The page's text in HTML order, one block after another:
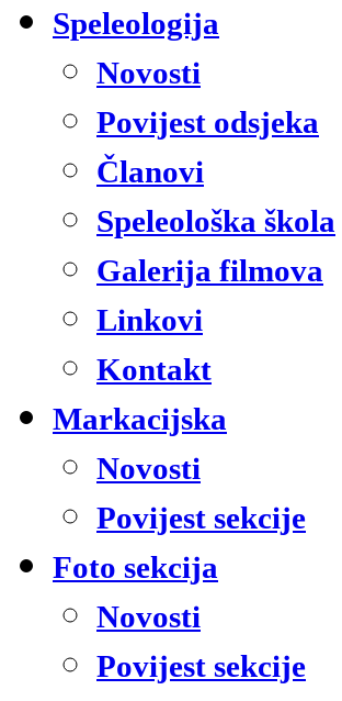
Speleologija
Novosti
Povijest odsjeka
Članovi
Speleološka škola
Galerija filmova
Linkovi
Kontakt
Markacijska
Novosti
Povijest sekcije
Foto sekcija
Novosti
Povijest sekcije